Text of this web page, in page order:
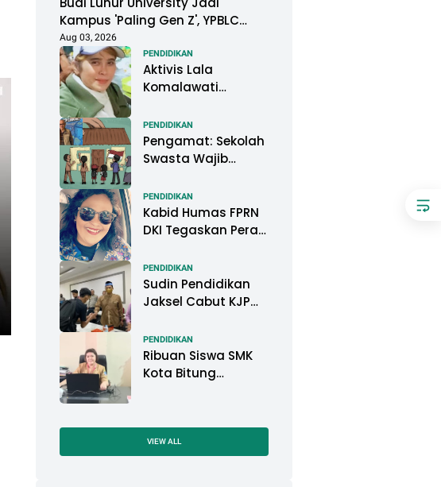
Kampus 'Paling Gen Z', YPBLC
Dukung Mahasiswa Gelar
Festival Musik Berkapasitas
Ribuan Penonton
Aug 03, 2026
PENDIDIKAN
Aktivis Lala
Komalawati
Mariana: Jangan
Abaikan Psikologis
Anak di Tengah
PENDIDIKAN
Pengamat: Sekolah
Swasta Wajib
Pemkot Pontianak
PENDIDIKAN
Kabid Humas FPRN
DKI Tegaskan Peran
Pendidikan Tangani
Kasus
Perundungan
PENDIDIKAN
Sudin Pendidikan
Jaksel Cabut KJP
Langgar Konvensi
Hak Anak
PENDIDIKAN
Ribuan Siswa SMK
Kota Bitung
Ajaran 2022-2023
VIEW ALL